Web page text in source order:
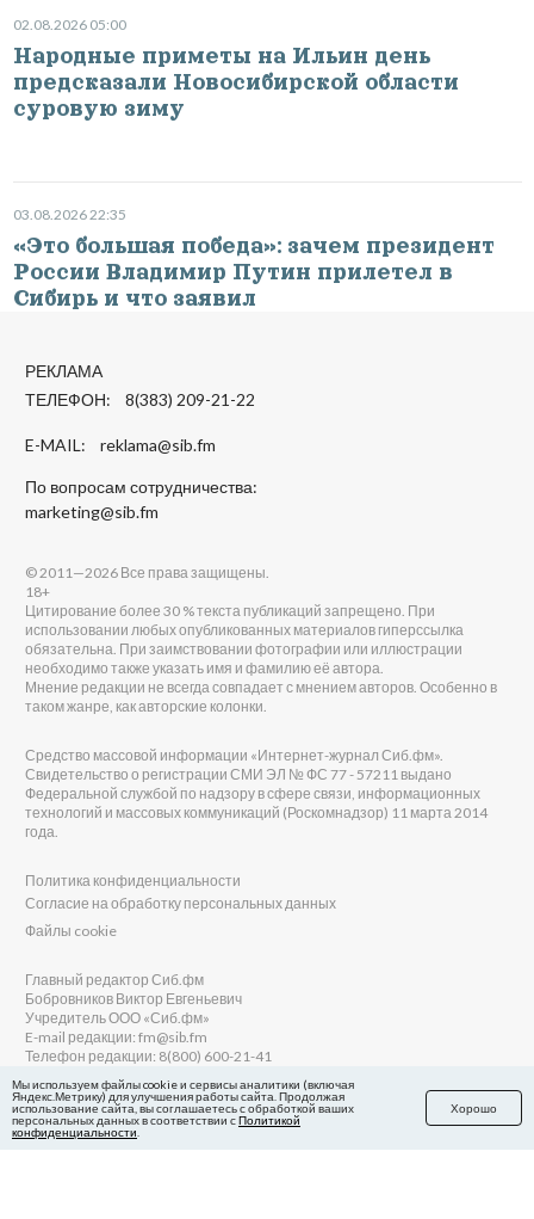
02.08.2026 05:00
Народные приметы на Ильин день
предсказали Новосибирской области
суровую зиму
03.08.2026 22:35
«Это большая победа»: зачем президент
России Владимир Путин прилетел в
Сибирь и что заявил
РЕКЛАМА
ТЕЛЕФОН: 8(383) 209-21-22
E-MAIL: reklama@sib.fm
По вопросам сотрудничества:
marketing@sib.fm
© 2011—2026 Все права защищены.
18+
Цитирование более 30 % текста публикаций запрещено. При
использовании любых опубликованных материалов гиперссылка
обязательна. При заимствовании фотографии или иллюстрации
необходимо также указать имя и фамилию её автора.
Мнение редакции не всегда совпадает с мнением авторов. Особенно в
таком жанре, как авторские колонки.
Средство массовой информации «Интернет-журнал Сиб.фм».
Свидетельство о регистрации СМИ ЭЛ № ФС 77 - 57211 выдано
Федеральной службой по надзору в сфере связи, информационных
технологий и массовых коммуникаций (Роскомнадзор) 11 марта 2014
года.
Политика конфиденциальности
Согласие на обработку персональных данных
Файлы cookie
Главный редактор Сиб.фм
Бобровников Виктор Евгеньевич
Учредитель ООО «Сиб.фм»
E-mail редакции: fm@sib.fm
Телефон редакции: 8(800) 600-21-41
Сайт разработан и поддерживается Технодзен
Мы используем файлы cookie и сервисы аналитики (включая
Яндекс.Метрику) для улучшения работы сайта. Продолжая
использование сайта, вы соглашаетесь с обработкой ваших
персональных данных в соответствии сПолитикой
конфиденциальности
Хорошо